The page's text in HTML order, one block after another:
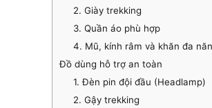
2. Giày trekking
3. Quần áo phù hợp
4. Mũ, kính râm và khăn đa
Đồ dùng hỗ trợ an toàn
1. Đèn pin đội đầu (Headlamp)
2. Gậy trekking